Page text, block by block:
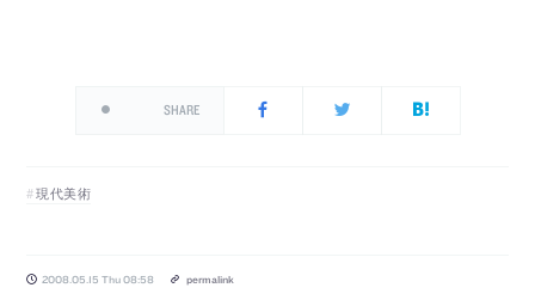
SHARE
現代美術
2008.05.15 Thu 08:58 permalink